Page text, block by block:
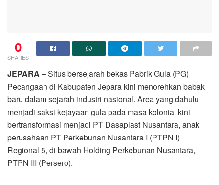
0
SHARES
JEPARA – Situs bersejarah bekas Pabrik Gula (PG)
Pecangaan di Kabupaten Jepara kini menorehkan babak
baru dalam sejarah industri nasional. Area yang dahulu
menjadi saksi kejayaan gula pada masa kolonial kini
bertransformasi menjadi PT Dasaplast Nusantara, anak
perusahaan PT Perkebunan Nusantara I (PTPN I)
Regional 5, di bawah Holding Perkebunan Nusantara,
PTPN III (Persero).